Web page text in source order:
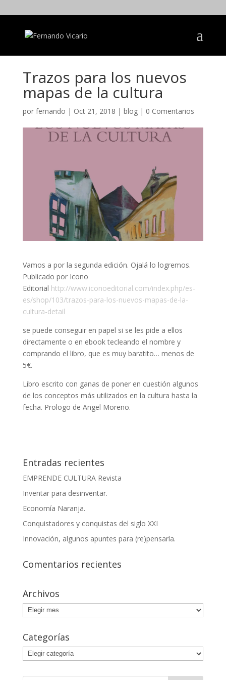
Trazos para los nuevos
mapas de la cultura
por fernando | Oct 21, 2018 | blog| 0 Comentarios
Vamos a por la segunda edición. Ojalá lo logremos.
Publicado por Icono
Editorial http://www.iconoeditorial.com/index.php/es-
es/shop/103/trazos-para-los-nuevos-mapas-de-la-
cultura-detail
se puede conseguir en papel si se les pide a ellos
directamente o en ebook tecleando el nombre y
comprando el libro, que es muy baratito… menos de
5€.
Libro escrito con ganas de poner en cuestión algunos
de los conceptos más utilizados en la cultura hasta la
fecha. Prologo de Angel Moreno.
Entradas recientes
EMPRENDE CULTURA Revista
Inventar para desinventar.
Economía Naranja.
Conquistadores y conquistas del siglo XXI
Innovación, algunos apuntes para (re)pensarla.
Comentarios recientes
Archivos
Archivos
Categorías
Categorías